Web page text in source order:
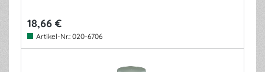
18,66 €
Artikel-Nr.: 020-6706